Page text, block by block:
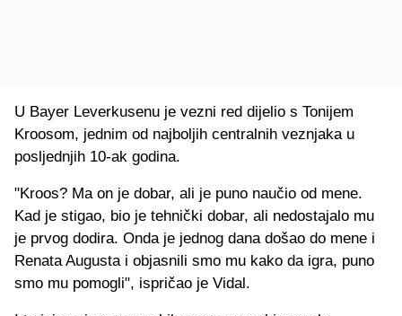
U Bayer Leverkusenu je vezni red dijelio s Tonijem
Kroosom, jednim od najboljih centralnih veznjaka u
posljednjih 10-ak godina.
"Kroos? Ma on je dobar, ali je puno naučio od mene.
Kad je stigao, bio je tehnički dobar, ali nedostajalo mu
je prvog dodira. Onda je jednog dana došao do mene i
Renata Augusta i objasnili smo mu kako da igra, puno
smo mu pomogli", ispričao je Vidal.